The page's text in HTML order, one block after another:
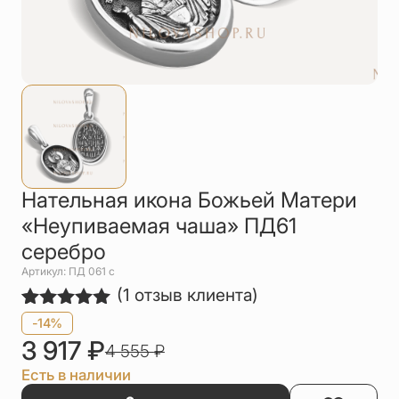
Упаковка
Цепи
Шнурки на
Другое
Нательная икона Божьей Матери
«Неупиваемая чаша» ПД61
серебро
Артикул: ПД 061 с
Рейтинг
5.00из 5
на основе
опроса
1
пользователя
(1 отзыв клиента)
-14%
3 917 ₽4 555₽
Есть в наличии